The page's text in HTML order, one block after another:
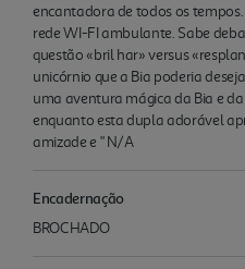
encantadora de todos os
rede WI-FI ambulante. Sabe
questão «bril har» versus
unicórnio que a Bia poderia
uma aventura mágica da Bia e
enquanto esta dupla adorável
amizade e " N/A
Encadernação
BROCHADO